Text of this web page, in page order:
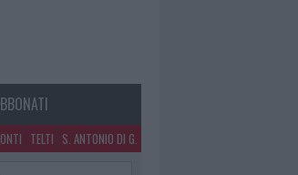
TELTI S. ANTONIO DI G.